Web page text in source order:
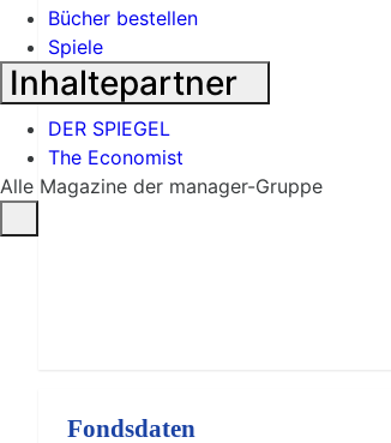
Fondsdaten
Bücher bestellen
Spiele
Inhaltepartner
DER SPIEGEL
The Economist
Alle Magazine der manager-Gruppe